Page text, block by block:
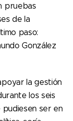
pruebas
de la
paso:
González
la gestión
los seis
pudiesen ser en